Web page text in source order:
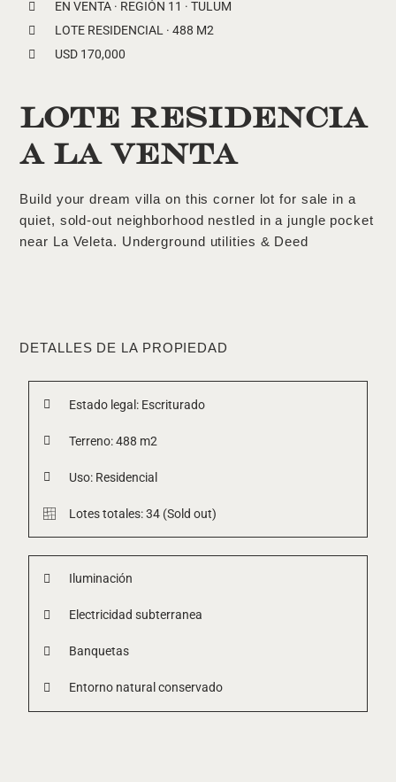
EN VENTA · REGIÓN 11 · TULUM
LOTE RESIDENCIAL · 488 M2
USD 170,000
Lote residencia
a la venta
Build your dream villa on this corner lot for sale in a
quiet, sold-out neighborhood nestled in a jungle pocket
near La Veleta. Underground utilities & Deed
DETALLES DE LA PROPIEDAD
Estado legal: Escriturado
Terreno: 488 m2
Uso: Residencial
Lotes totales: 34 (Sold out)
Iluminación
Electricidad subterranea
Banquetas
Entorno natural conservado